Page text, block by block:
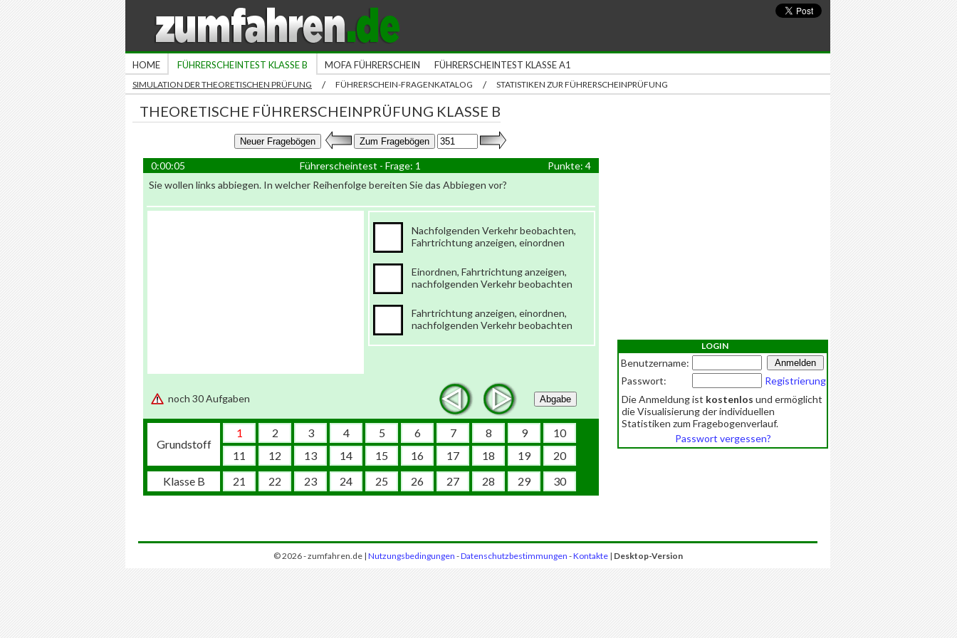
HOME FÜHRERSCHEINTEST KLASSE B MOFA FÜHRERSCHEIN FÜHRERSCHEINTEST KLASSE A1
SIMULATION DER THEORETISCHEN PRÜFUNG / FÜHRERSCHEIN-FRAGENKATALOG / STATISTIKEN ZUR FÜHRERSCHEINPRÜFUNG
THEORETISCHE FÜHRERSCHEINPRÜFUNG KLASSE B
0:00:05 Führerscheintest - Frage: 1
Punkte: 4
Sie wollen links abbiegen. In welcher Reihenfolge bereiten Sie das Abbiegen vor?
Nachfolgenden Verkehr beobachten,
Fahrtrichtung anzeigen, einordnen
Einordnen, Fahrtrichtung anzeigen,
nachfolgenden Verkehr beobachten
Fahrtrichtung anzeigen, einordnen,
nachfolgenden Verkehr beobachten
noch 30 Aufgaben Abgabe
Grundstoff
1 2 3 4 5 6 7 8 9
10
11
12 13 14 15 16 17 18 19
20
Klasse B
21 22 23 24 25 26 27 28 29 30
LOGIN
Benutzername:
Passwort:
Registrierung
Die Anmeldung ist kostenlos und ermöglicht
die Visualisierung der individuellen
Statistiken zum Fragebogenverlauf.
Passwort vergessen?
© 2026 - zumfahren.de | Nutzungsbedingungen -Datenschutzbestimmungen -Kontakte| Desktop-Version